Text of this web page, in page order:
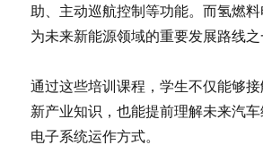
助、主动巡航控制等功能。而氢燃
为未来新能源领域的重要发展路线之
通过这些培训课程，学生不仅能够
新产业知识，也能提前理解未来汽
电子系统运作方式。